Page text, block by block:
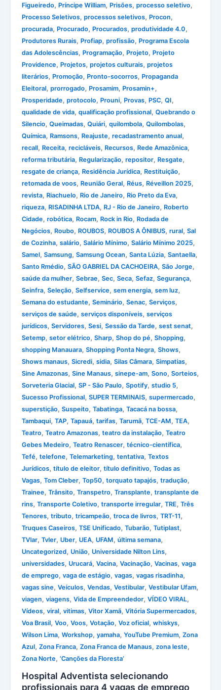
Figueiredo, Príncipe William, Prisões,processo seletivo,
Processo Seletivos,processos seletivos, Procon,
procurada, Procurado, Procurados,produtividade 4.0,
Produtores Rurais, Profiap,profissão, Programa Escola
das Adolescências, Programação, Projeto, Projeto
Providence, Projetos,projetos culturais,projetos
literários, Promoção, Pronto-socorros, Propaganda
Eleitoral,prorrogado, Prosamim, Prosamin+,
Prosperidade,protocolo, Prouni, Provas, PSC,QI,
qualidade de vida,qualificação profissional,Quebrando o
Silencio,Queimadas,Quiári,quilombola,Quilombolas,
Química, Ramsons, Reajuste,recadastramento anual,
recall, Receita,recicláveis, Recursos, Rede Amazônica,
reforma tributária, Regularização,repositor, Resgate,
resgate de criança, Residência Jurídica, Restituição,
retomada de voos, Reunião Geral, Réus, Réveillon 2025,
revista, Riachuelo, Rio de Janeiro, Rio Preto da Eva,
riqueza, RISADINHA LTDA, RJ - Rio de Janeiro, Roberto
Cidade,robótica, Rocam, Rock in Rio, Rodada de
Negócios, Roubo, ROUBOS, ROUBOS A ÔNIBUS,rural,Sal
de Cozinha,salário,Salário Mínimo,Salário Mínimo 2025,
Samel,Samsung,Samsung Ocean,Santa Lúzia,Santaella,
Santo Rmédio,SÃO GABRIEL DA CACHOEIRA,São Jorge,
saúde da mulher,Sebrae,Sec,Seca,Sefaz,Segurança,
Seinfra,Seleção,Selfservice,sem energia,sem luz,
Semana do estudante,Seminário,Senac,Serviços,
serviços de saúde,serviços disponíveis,serviços
jurídicos,Servidores,Sesi,Sessão da Tarde,sest senat,
Setemp,setor elétrico,Sharp,Shop do pé,Shopping,
shopping Manauara,Shopping Ponta Negra,Shows,
Shows manaus,Sicredi,sidia,Silas Câmara,Simpatias,
Sine Amazonas,Sine Manaus,sinepe-am,Sono,Sorteios,
Sorveteria Glacial,SP - São Paulo,Spotify,studio 5,
Sucesso Profissional,SUPER TERMINAIS,supermercado,
superstição,Suspeito,Tabatinga,Tacacá na bossa,
Tambaqui,TAP,Tapauá,tarifas,Tarumã,TCE-AM,TEA,
Teatro,Teatro Amazonas,teatro da instalação,Teatro
Gebes Medeiro,Teatro Renascer,técnico-científica,
Tefé,telefone,Telemarketing,tentativa,Textos
Jurídicos,título de eleitor,título definitivo,Todas as
Vagas,Tom Cleber,Top50,torquato tapajós,tradução,
Trainee,Trânsito,Transpetro,Transplante,transplante de
rins,Transporte Coletivo,transporte irregular,TRE,Três
Tenores,tributo,tricampeão,troca de livros,TRT-11,
Truques Caseiros,TSE Unificado,Tubarão,Tutiplast,
TVlar,Tvler, Uber, UEA, UFAM,última semana,
Uncategorized, União, Universidade Nilton Lins,
universidades, Urucará,Vacina,Vacinação,Vacinas,vaga
de emprego,vaga de estágio,vagas,vagas risadinha,
vagas sine,Veículos,Vendas,Vestibular,Vestibular Ufam,
viagen,viagens,Vida de Empreendedor,VÍDEO VIRAL,
Vídeos,viral,vitimas,Vitor Xamã,Vitória Supermercados,
Voa Brasil,Voo,Voos,Votação,Voz oficial,whiskys,
Wilson Lima,Workshop,yamaha,YouTube Premium,Zona
Azul,Zona Franca,Zona Franca de Manaus,zona leste,
Zona Norte,‘Canções da Floresta’
Hospital Adventista selecionando
profissionais para 4 vagas de emprego